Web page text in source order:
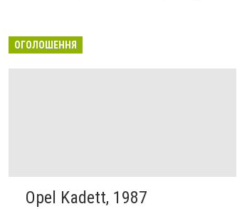
ОГОЛОШЕННЯ
Opel Kadett, 1987